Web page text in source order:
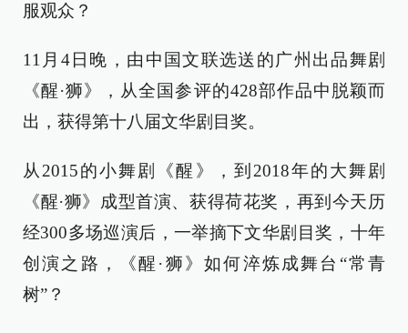
服观众？
11月4日晚，由中国文联选送的广州出品舞剧
《醒·狮》，从全国参评的428部作品中脱颖而
出，获得第十八届文华剧目奖。
从2015的小舞剧《醒》，到2018年的大舞剧
《醒·狮》成型首演、获得荷花奖，再到今天历
经300多场巡演后，一举摘下文华剧目奖，十年
创演之路，《醒·狮》如何淬炼成舞台“常青
树”？